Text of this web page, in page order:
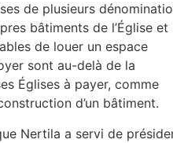
de plusieurs
bâtiments de l’Église et
de louer un espace
sont au-delà de la
Églises à payer, comme
d’un bâtiment.
Nertila a servi de